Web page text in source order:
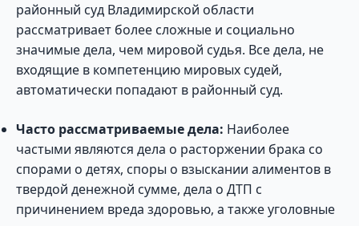
районный суд Владимирской области
рассматривает более сложные и социально
значимые дела, чем мировой судья. Все дела, не
входящие в компетенцию мировых судей,
автоматически попадают в районный суд.
Часто рассматриваемые дела: Наиболее
частыми являются дела о расторжении брака со
спорами о детях, споры о взыскании алиментов в
твердой денежной сумме, дела о ДТП с
причинением вреда здоровью, а также уголовные